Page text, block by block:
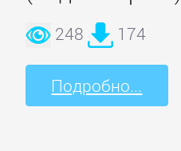
248 174
Подробно...
Зарубежная
публицистика
Зарубежная
фантастика